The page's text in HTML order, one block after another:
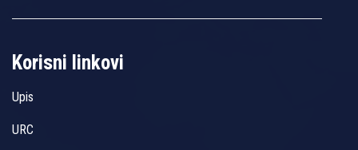
Korisni linkovi
Upis
URC